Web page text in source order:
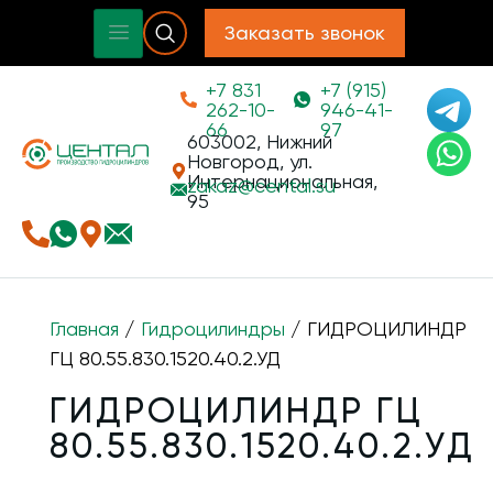
Заказать звонок
+7 831
262-10-
66
+7 (915)
946-41-
97
603002, Нижний
Новгород, ул.
Интернациональная,
95
zakaz@cental.su
Главная / Гидроцилиндры / ГИДРОЦИЛИНДР
ГЦ 80.55.830.1520.40.2.УД
ГИДРОЦИЛИНДР ГЦ
80.55.830.1520.40.2.УД